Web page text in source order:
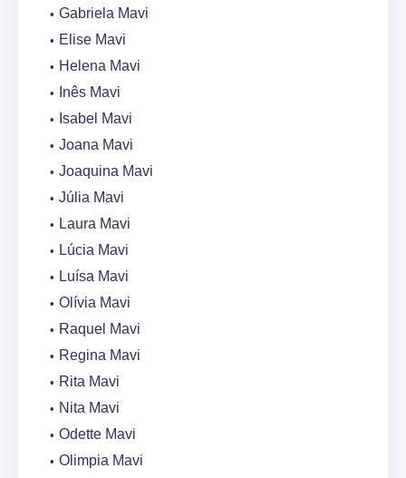
Gabriela Mavi
Elise Mavi
Helena Mavi
Inês Mavi
Isabel Mavi
Joana Mavi
Joaquina Mavi
Júlia Mavi
Laura Mavi
Lúcia Mavi
Luísa Mavi
Olívia Mavi
Raquel Mavi
Regina Mavi
Rita Mavi
Nita Mavi
Odette Mavi
Olimpia Mavi